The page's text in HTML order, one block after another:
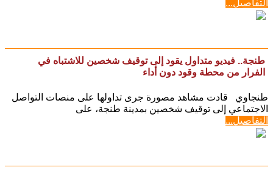
​طنجاوي تتوقع المديرية العامة للأرصاد الجوية تسجيل موجة حر،
وزخات رعدية مع تساقط البرد وهبات رياح،
الفرار من محطة وقود دون أداء
طنجاوي قادت مشاهد مصورة جرى تداولها على منصات التواصل
الاجتماعي إلى توقيف شخصين بمدينة طنجة، على